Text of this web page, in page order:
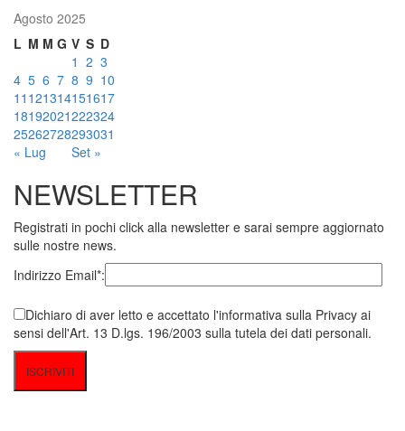
Agosto 2025
L M M G V S D
« Lug Set »
1 2 3
4 5 6 7 8 9 10
11 121314151617
18192021222324
25262728293031
NEWSLETTER
Registrati in pochi click alla newsletter e sarai sempre aggiornato
sulle nostre news.
Indirizzo Email*:
Dichiaro di aver letto e accettato l'informativa sulla Privacy ai
sensi dell'Art. 13 D.lgs. 196/2003 sulla tutela dei dati personali.